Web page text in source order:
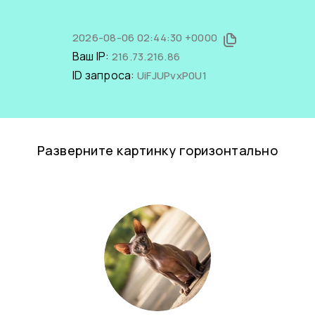
2026-08-06 02:44:30 +0000
Ваш IP: 216.73.216.86
ID запроса: UiFJUPvxP0U1
Разверните картинку горизонтально